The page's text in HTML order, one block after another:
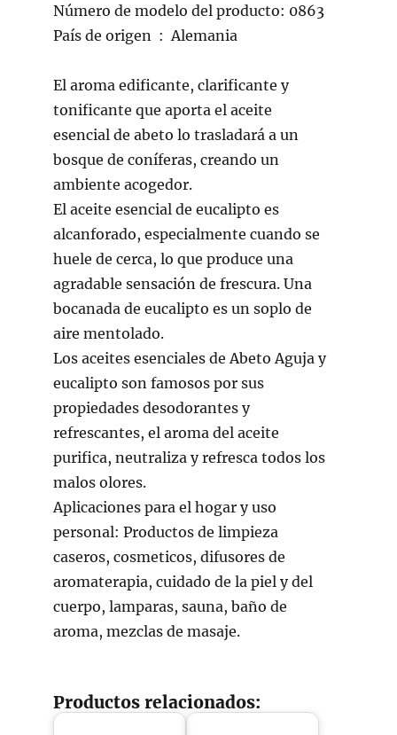
Número de modelo del producto: 0863
País de origen ‏ : ‎ Alemania
El aroma edificante, clarificante y
tonificante que aporta el aceite
esencial de abeto lo trasladará a un
bosque de coníferas, creando un
ambiente acogedor.
El aceite esencial de eucalipto es
alcanforado, especialmente cuando se
huele de cerca, lo que produce una
agradable sensación de frescura. Una
bocanada de eucalipto es un soplo de
aire mentolado.
Los aceites esenciales de Abeto Aguja y
eucalipto son famosos por sus
propiedades desodorantes y
refrescantes, el aroma del aceite
purifica, neutraliza y refresca todos los
malos olores.
Aplicaciones para el hogar y uso
personal: Productos de limpieza
caseros, cosmeticos, difusores de
aromaterapia, cuidado de la piel y del
cuerpo, lamparas, sauna, baño de
aroma, mezclas de masaje.
Productos relacionados: